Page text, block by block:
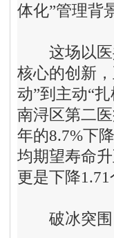
体化”管理背
这场以医共
核心的创新
动”到主动“
南浔区第二
年的8.7%下
均期望寿命
更是下降
破冰突围